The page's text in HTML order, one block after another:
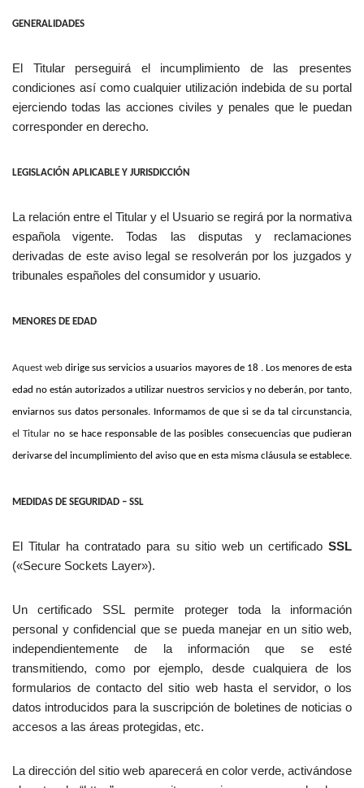
GENERALIDADES
El Titular perseguirá el incumplimiento de las presentes
condiciones así como cualquier utilización indebida de su portal
ejerciendo todas las acciones civiles y penales que le puedan
corresponder en derecho.
LEGISLACIÓN APLICABLE Y JURISDICCIÓN
La relación entre el Titular y el Usuario se regirá por la normativa
española vigente. Todas las disputas y reclamaciones
derivadas de este aviso legal se resolverán por los juzgados y
tribunales españoles del consumidor y usuario.
MENORES DE EDAD
Aquest web dirige sus servicios a usuarios mayores de 18 . Los menores de esta
edad no están autorizados a utilizar nuestros servicios y no deberán, por tanto,
enviarnos sus datos personales. Informamos de que si se da tal circunstancia,
el Titular no se hace responsable de las posibles consecuencias que pudieran
derivarse del incumplimiento del aviso que en esta misma cláusula se establece.
MEDIDAS DE SEGURIDAD – SSL
El Titular ha contratado para su sitio web un certificado SSL
(«Secure Sockets Layer»).
Un certificado SSL permite proteger toda la información
personal y confidencial que se pueda manejar en un sitio web,
independientemente de la información que se esté
transmitiendo, como por ejemplo, desde cualquiera de los
formularios de contacto del sitio web hasta el servidor, o los
datos introducidos para la suscripción de boletines de noticias o
accesos a las áreas protegidas, etc.
La dirección del sitio web aparecerá en color verde, activándose